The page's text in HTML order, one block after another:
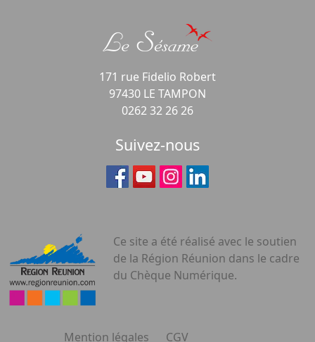
171 rue Fidelio Robert
97430 LE TAMPON
0262 32 26 26
Suivez-nous
Ce site a été réalisé avec le soutien
de la Région Réunion dans le cadre
du Chèque Numérique.
Mention légales CGV